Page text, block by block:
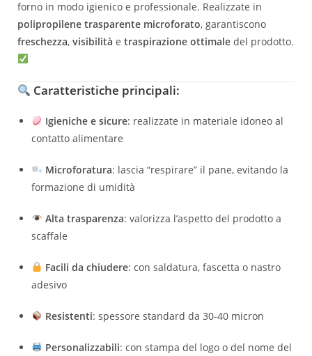
forno in modo igienico e professionale. Realizzate in
polipropilene trasparente microforato, garantiscono
freschezza, visibilità e traspirazione ottimale del prodotto.
Caratteristiche principali:
Igieniche e sicure: realizzate in materiale idoneo al
contatto alimentare
Microforatura: lascia “respirare” il pane, evitando la
formazione di umidità
Alta trasparenza: valorizza l’aspetto del prodotto a
scaffale
Facili da chiudere: con saldatura, fascetta o nastro
adesivo
Resistenti: spessore standard da 30-40 micron
Personalizzabili: con stampa del logo o del nome del